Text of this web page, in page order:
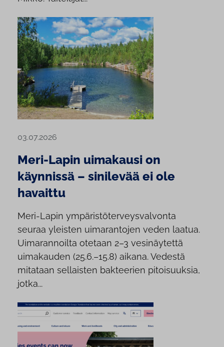
03.07.2026
Meri-Lapin uimakausi on
käynnissä – sinilevää ei ole
havaittu
Meri-Lapin ympäristöterveysvalvonta
seuraa yleisten uimarantojen veden laatua.
Uimarannoilta otetaan 2–3 vesinäytettä
uimakauden (25.6.–15.8) aikana. Vedestä
mitataan sellaisten bakteerien pitoisuuksia,
jotka...